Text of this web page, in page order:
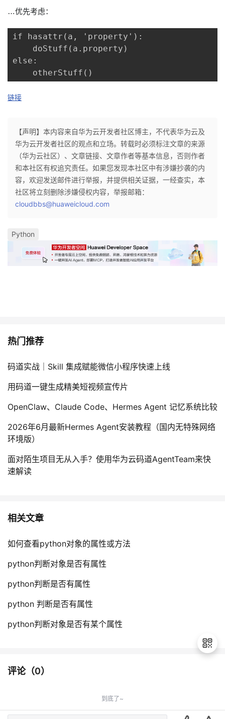
藏
…优先考虑：
if hasattr(a, 'property'):
doStuff(a.property)
else:
otherStuff()
链接
【声明】本内容来自华为云开发者社区博主，不代表华为云及
华为云开发者社区的观点和立场。转载时必须标注文章的来源
（华为云社区）、文章链接、文章作者等基本信息，否则作者
和本社区有权追究责任。如果您发现本社区中有涉嫌抄袭的内
容，欢迎发送邮件进行举报，并提供相关证据，一经查实，本
社区将立刻删除涉嫌侵权内容，举报邮箱：
cloudbbs@huaweicloud.com
Python
热门推荐
码道实战｜Skill 集成赋能微信小程序快速上线
用码道一键生成精美短视频宣传片
OpenClaw、Claude Code、Hermes Agent 记忆系统比较
2026年6月最新Hermes Agent安装教程（国内无特殊网络
环境版）
面对陌生项目无从入手？使用华为云码道AgentTeam来快
速解读
相关文章
如何查看python对象的属性或方法
python判断对象是否有属性
python判断是否有属性
python 判断是否有属性
python判断对象是否有某个属性
评论（0）
到底了~